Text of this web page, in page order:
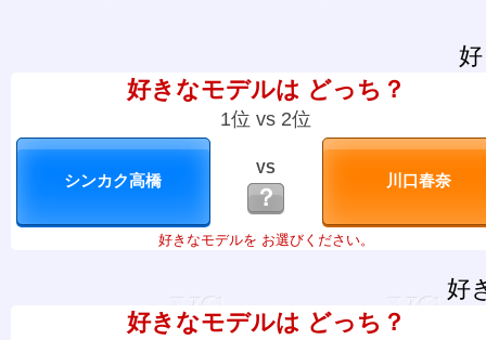
好きなモデルは どっち？
1位 vs 2位
VS
？
好きなモデルを お選びください。
好
好きなモデルは どっち？